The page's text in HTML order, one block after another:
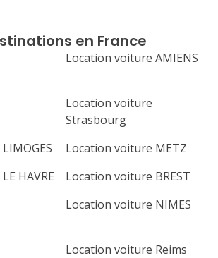
en France
Location voiture AMIENS
Location voiture
Strasbourg
Location voiture METZ
HAVRE
Location voiture BREST
Location voiture NIMES
Location voiture Reims